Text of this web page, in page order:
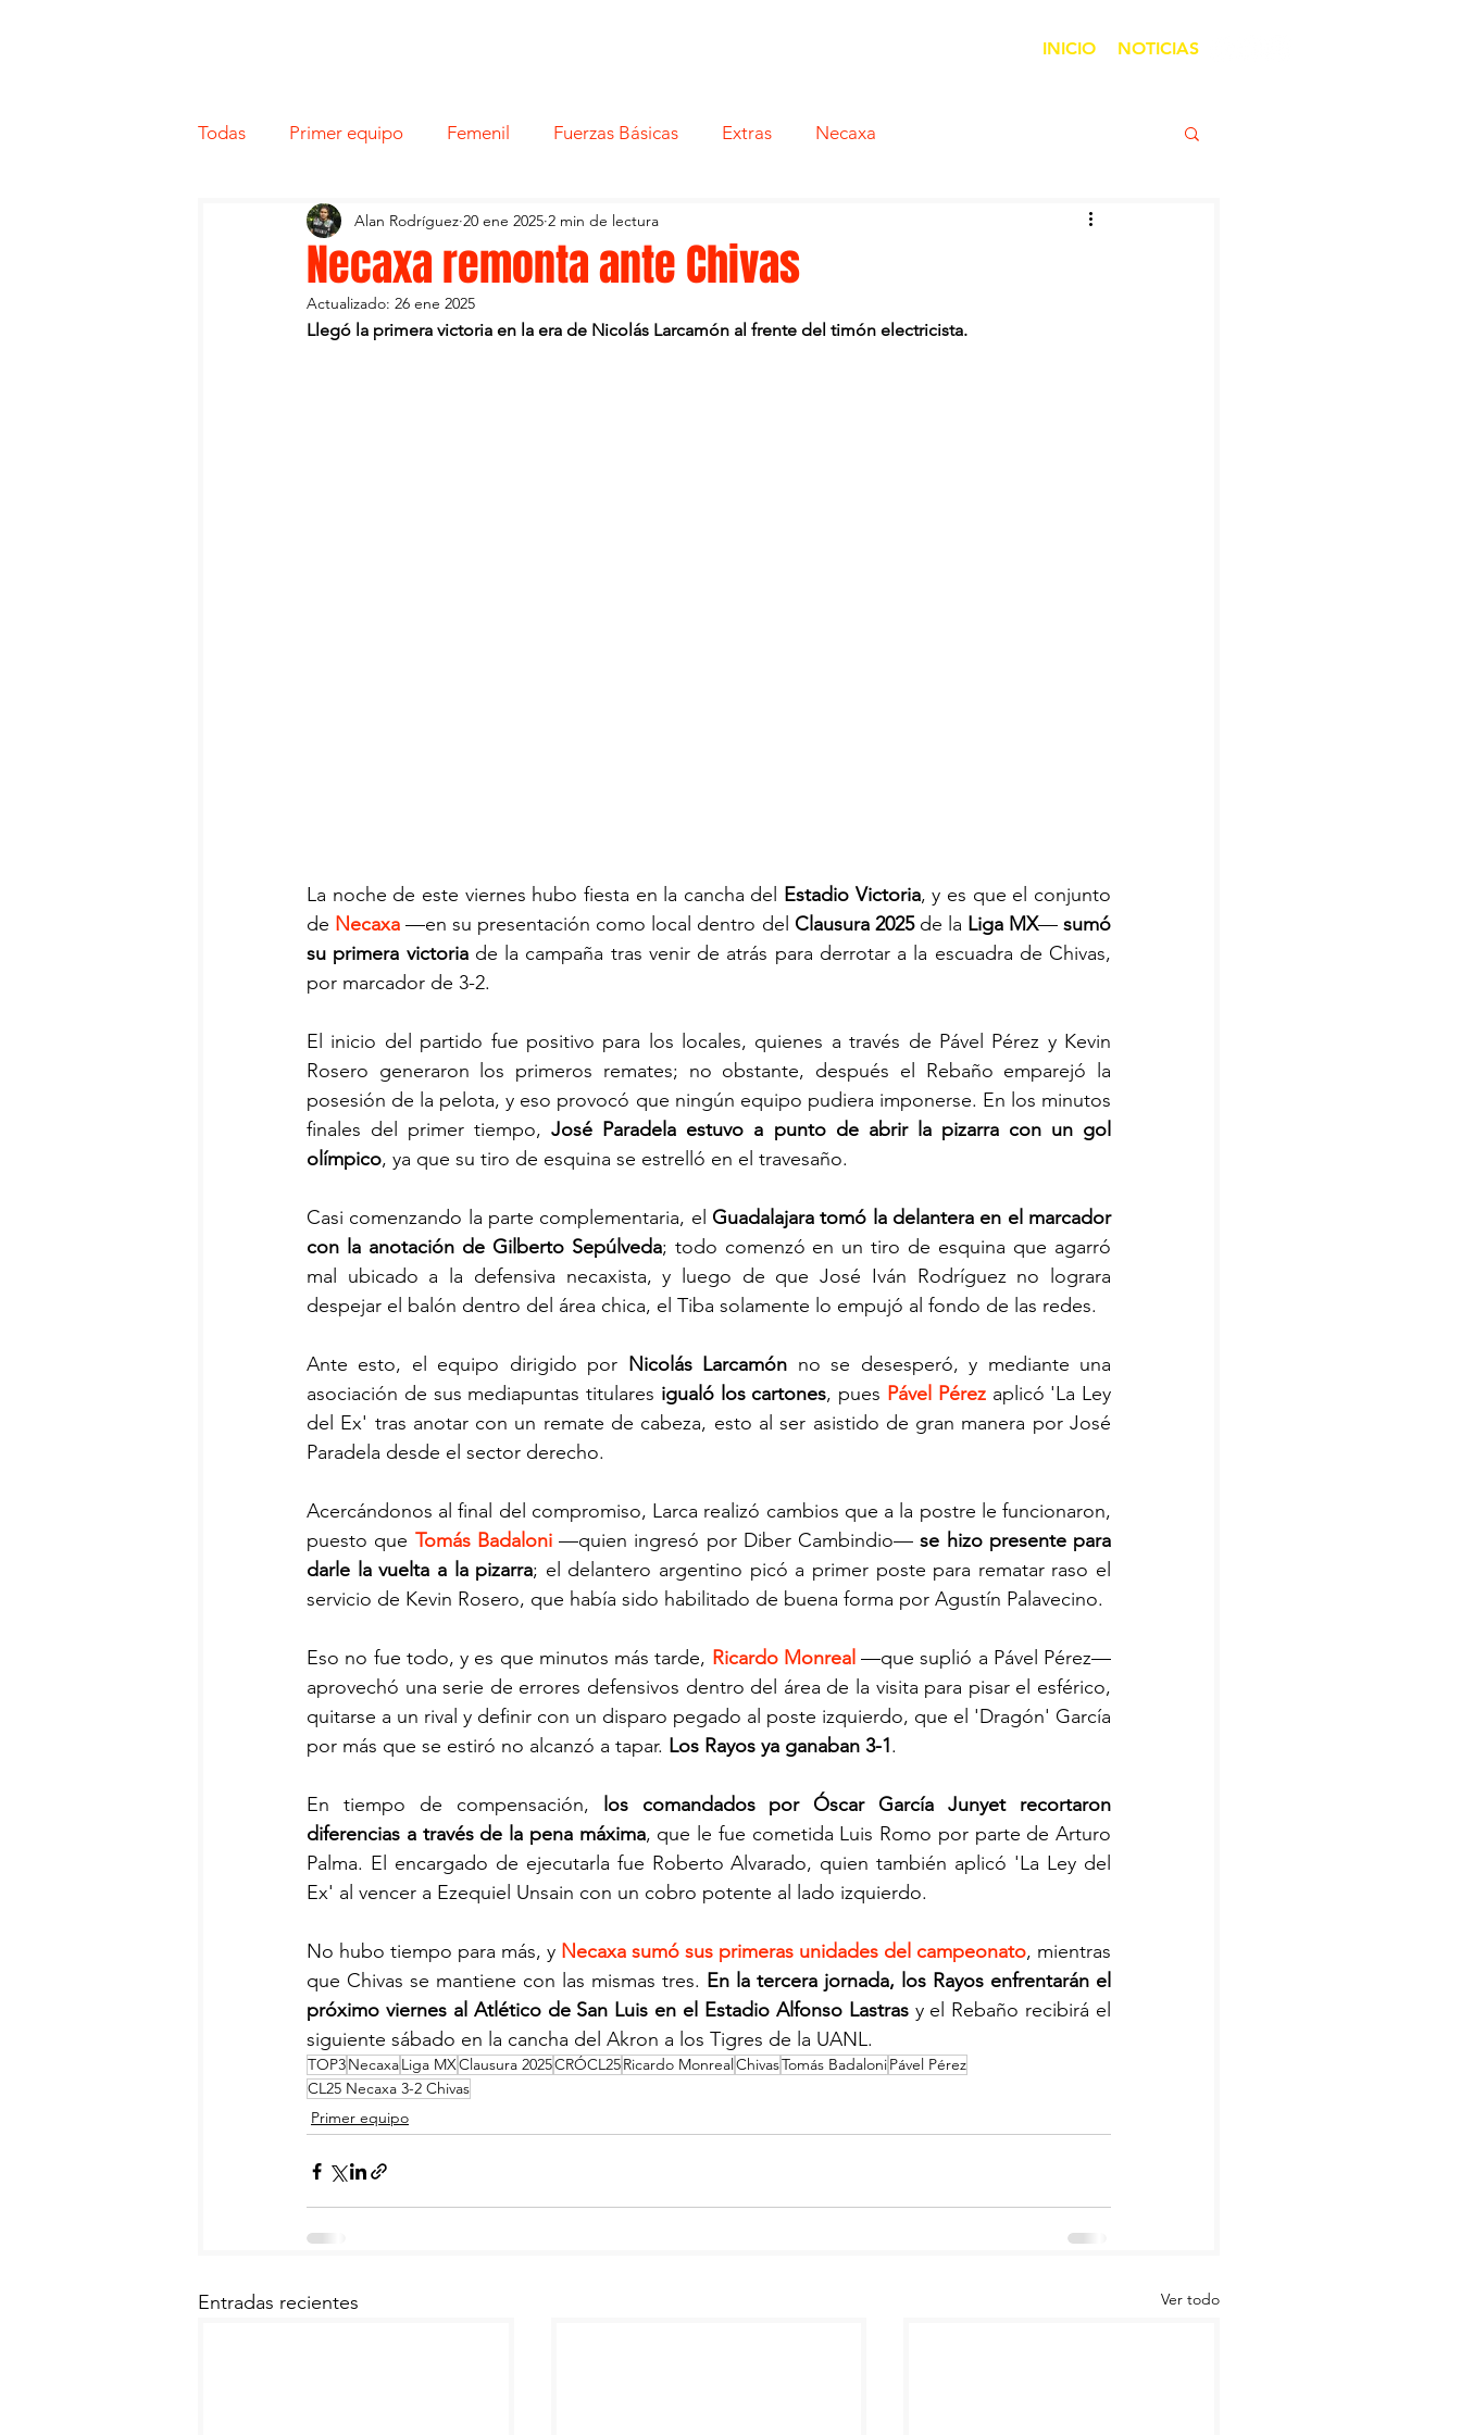
INICIO NOTICIAS
Todas Primer equipo Femenil Fuerzas Básicas Extras Necaxa
Necaxa remonta ante Chivas
Alan Rodríguez 20 ene 2025 2 min de lectura
Actualizado: 26 ene 2025
Llegó la primera victoria en la era de Nicolás Larcamón al frente del timón electricista.
La noche de este viernes hubo fiesta en la cancha del Estadio Victoria, y es que el conjunto
de Necaxa —en su presentación como local dentro del Clausura 2025 de la Liga MX— sumó
su primera victoria de la campaña tras venir de atrás para derrotar a la escuadra de Chivas,
por marcador de 3-2.
El inicio del partido fue positivo para los locales, quienes a través de Pável Pérez y Kevin
Rosero generaron los primeros remates; no obstante, después el Rebaño emparejó la
posesión de la pelota, y eso provocó que ningún equipo pudiera imponerse. En los minutos
finales del primer tiempo, José Paradela estuvo a punto de abrir la pizarra con un gol
olímpico, ya que su tiro de esquina se estrelló en el travesaño.
Casi comenzando la parte complementaria, el Guadalajara tomó la delantera en el marcador
con la anotación de Gilberto Sepúlveda; todo comenzó en un tiro de esquina que agarró
mal ubicado a la defensiva necaxista, y luego de que José Iván Rodríguez no lograra
despejar el balón dentro del área chica, el Tiba solamente lo empujó al fondo de las redes.
Ante esto, el equipo dirigido por Nicolás Larcamón no se desesperó, y mediante una
asociación de sus mediapuntas titulares igualó los cartones, pues Pável Pérez aplicó 'La Ley
del Ex' tras anotar con un remate de cabeza, esto al ser asistido de gran manera por José
Paradela desde el sector derecho.
Acercándonos al final del compromiso, Larca realizó cambios que a la postre le funcionaron,
puesto que Tomás Badaloni —quien ingresó por Diber Cambindio— se hizo presente para
darle la vuelta a la pizarra; el delantero argentino picó a primer poste para rematar raso el
servicio de Kevin Rosero, que había sido habilitado de buena forma por Agustín Palavecino.
Eso no fue todo, y es que minutos más tarde, Ricardo Monreal —que suplió a Pável Pérez—
aprovechó una serie de errores defensivos dentro del área de la visita para pisar el esférico,
quitarse a un rival y definir con un disparo pegado al poste izquierdo, que el 'Dragón' García
por más que se estiró no alcanzó a tapar. Los Rayos ya ganaban 3-1.
En tiempo de compensación, los comandados por Óscar García Junyet recortaron
diferencias a través de la pena máxima, que le fue cometida Luis Romo por parte de Arturo
Palma. El encargado de ejecutarla fue Roberto Alvarado, quien también aplicó 'La Ley del
Ex' al vencer a Ezequiel Unsain con un cobro potente al lado izquierdo.
No hubo tiempo para más, y Necaxa sumó sus primeras unidades del campeonato, mientras
que Chivas se mantiene con las mismas tres. En la tercera jornada, los Rayos enfrentarán el
próximo viernes al Atlético de San Luis en el Estadio Alfonso Lastras y el Rebaño recibirá el
siguiente sábado en la cancha del Akron a los Tigres de la UANL.
TOP3NecaxaLiga MXClausura 2025CRÓCL25Ricardo Monreal ChivasTomás BadaloniPável Pérez
CL25 Necaxa 3-2 Chivas
Primer equipo
Entradas recientes Ver todo